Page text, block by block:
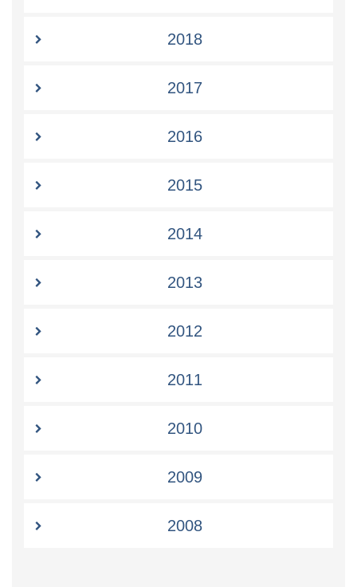
2018
2017
2016
2015
2014
2013
2012
2011
2010
2009
2008